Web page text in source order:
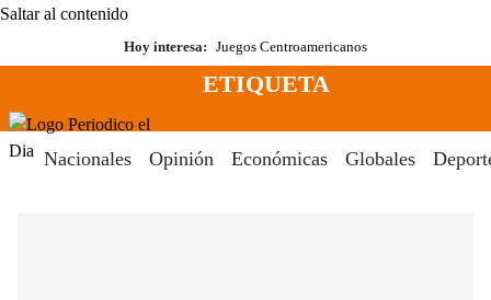
Saltar al contenido
Hoy interesa: Juegos Centroamericanos
Menú
ETIQUETA
Nacionales Opinión Económicas Globales